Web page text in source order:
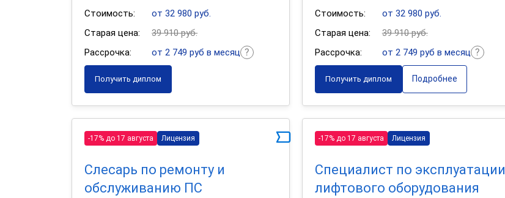
Стоимость:
от 32 980 руб.
Старая цена:
39 910 руб.
Рассрочка:
от 2 749 руб в месяц
Получить диплом
Стоимость:
от 32 980 руб.
Старая цена:
39 910 руб.
Рассрочка:
от 2 749 руб в месяц
Получить диплом Подробнее
-17% до 17 августа Лицензия
Слесарь по ремонту и
обслуживанию ПС
-17% до 17 августа Лицензия
Специалист по эксплуатации
лифтового оборудования